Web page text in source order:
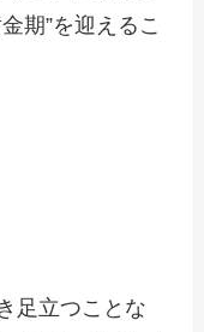
期”を迎えるこ
足立つことな